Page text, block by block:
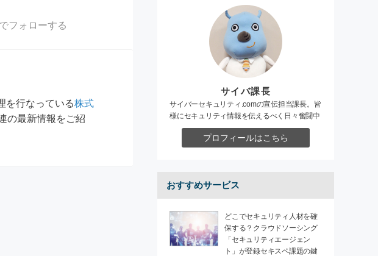
フォローする
を行なっている株式
の最新情報をご紹
サイバ課長
サイバーセキュリティ.comの宣伝担当課長。皆
様にセキュリティ情報を伝えるべく日々奮闘中
プロフィールはこちら
おすすめサービス
どこでセキュリティ人材を確
保する？クラウドソーシング
「セキュリティエージェン
ト」が登録セキスペ課題の鍵